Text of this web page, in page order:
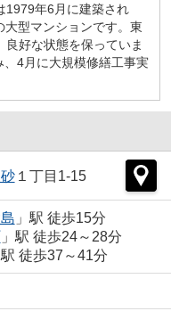
1979年6月に建築され
型マンションです。東
好な状態を保っていま
4月に大規模修繕工事実
１丁目1-15
」駅 徒歩15分
」駅 徒歩24～28分
駅 徒歩37～41分